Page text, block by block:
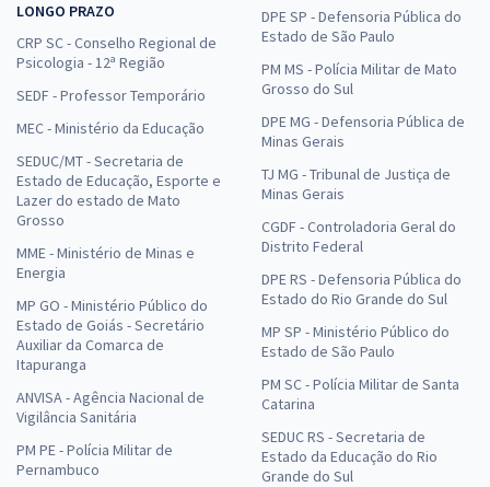
LONGO PRAZO
CRP SC - Conselho Regional de
Psicologia - 12ª Região
SEDF - Professor Temporário
MEC - Ministério da Educação
SEDUC/MT - Secretaria de
Estado de Educação, Esporte e
Lazer do estado de Mato
Grosso
MME - Ministério de Minas e
Energia
MP GO - Ministério Público do
Estado de Goiás - Secretário
Auxiliar da Comarca de
Itapuranga
ANVISA - Agência Nacional de
Vigilância Sanitária
PM PE - Polícia Militar de
Pernambuco
DPE SP - Defensoria Pública do
Estado de São Paulo
PM MS - Polícia Militar de Mato
Grosso do Sul
DPE MG - Defensoria Pública de
Minas Gerais
TJ MG - Tribunal de Justiça de
Minas Gerais
CGDF - Controladoria Geral do
Distrito Federal
DPE RS - Defensoria Pública do
Estado do Rio Grande do Sul
MP SP - Ministério Público do
Estado de São Paulo
PM SC - Polícia Militar de Santa
Catarina
SEDUC RS - Secretaria de
Estado da Educação do Rio
Grande do Sul